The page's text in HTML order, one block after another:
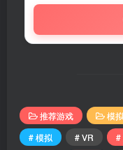
推荐游戏
模
# 模拟
# VR #